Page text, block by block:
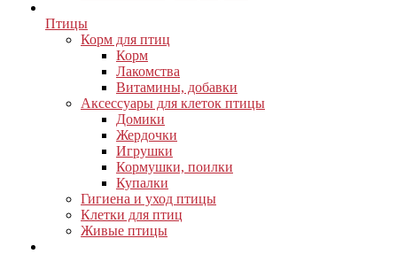
Птицы
Корм для птиц
Корм
Лакомства
Витамины, добавки
Аксессуары для клеток птицы
Домики
Жердочки
Игрушки
Кормушки, поилки
Купалки
Гигиена и уход птицы
Клетки для птиц
Живые птицы